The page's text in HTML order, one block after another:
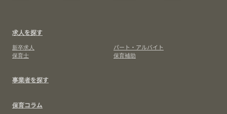
求人を探す
新卒求人
パート・アルバイト
保育士
保育補助
事業者を探す
保育コラム